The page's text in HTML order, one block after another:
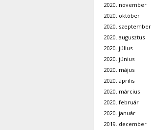
2020. november
2020. október
2020. szeptember
2020. augusztus
2020. július
2020. június
2020. május
2020. április
2020. március
2020. február
2020. január
2019. december